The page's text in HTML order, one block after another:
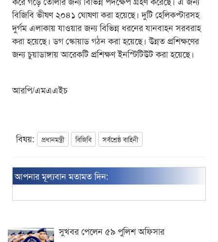
বিজিবি ভীষণ ২০৪১ ঘোষণা করা হয়েছে। দুটি হেলিকপ্টারসহ
দুর্গম এলাকায় যাওয়ার জন্য বিভিন্ন ধরনের যানবাহন সরবরাহ
করা হয়েছে। ডগ স্কোয়াড গঠন করা হয়েছে। উন্নত প্রশিক্ষণের
জন্য চুয়াডাঙ্গায় আরেকটি প্রশিক্ষণ ইনস্টিটিউট করা হয়েছে।
আরপি/এমএএইচ
বিষয়: প্রধানমন্ত্রী বিজিবি সর্বশ্রেষ্ঠ বাহিনী
আপনার মূল্যবান মতামত দিন:
সুখবর পেলেন ৫৯ পুলিশ অফিসার